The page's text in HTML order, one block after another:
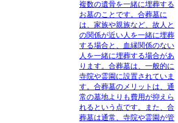
複数の遺骨を一緒に埋葬する
お墓のことです。合葬墓に
は、家族や親族など、故人と
の関係が近い人を一緒に埋葬
する場合と、血縁関係のない
人を一緒に埋葬する場合があ
ります。合葬墓は、一般的に
寺院や霊園に設置されていま
す。合葬墓のメリットは、通
常の墓地よりも費用が抑えら
れるという点です。また、合
葬墓は通常、寺院や霊園が管